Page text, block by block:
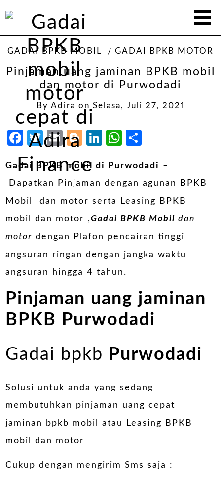
GADAI BPKB MOBIL GADAI BPKB MOTOR
Pinjaman uang jaminan BPKB mobil
dan motor di Purwodadi
By Adira on Selasa, Juli 27, 2021
Facebook
Twitter
EmailBlogger
LinkedIn
WhatsApp
Gadai BPKB mobil di Purwodadi
–
Dapatkan Pinjaman dengan agunan BPKB
Mobil dan motor serta Leasing BPKB
mobil dan motor ,Gadai BPKB Mobil dan
motor dengan Plafon pencairan tinggi
angsuran ringan dengan jangka waktu
angsuran hingga 4 tahun.
Pinjaman uang jaminan
BPKB Purwodadi
Gadai bpkb Purwodadi
Solusi untuk anda yang sedang
membutuhkan pinjaman uang cepat
jaminan bpkb mobil atau Leasing BPKB
mobil dan motor
Cukup dengan mengirim Sms saja :